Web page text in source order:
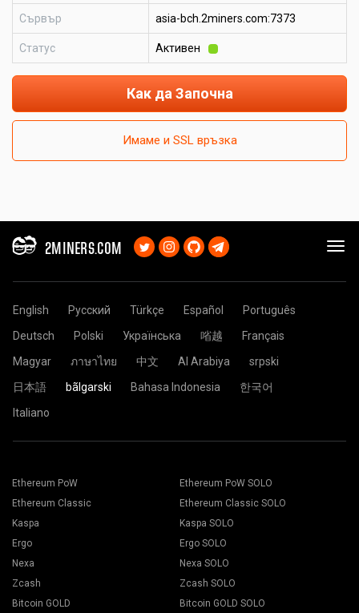
Сървър asia-bch.2miners.com:7373
Статус Активен
Как да Започна
Имаме и SSL връзка
2MINERS.COM
English Русский Türkçe Español
Português
Deutsch
Polski Українська 㗂越
Français
Magyar
ภาษาไทย 中文 Al Arabiya
srpski
日本語
bãlgarski Bahasa Indonesia
한국어
Italiano
Ethereum PoW
Ethereum Classic
Kaspa
Ergo
Nexa
Zcash
Bitcoin GOLD
Ethereum PoW SOLO
Ethereum Classic SOLO
Kaspa SOLO
Ergo SOLO
Nexa SOLO
Zcash SOLO
Bitcoin GOLD SOLO